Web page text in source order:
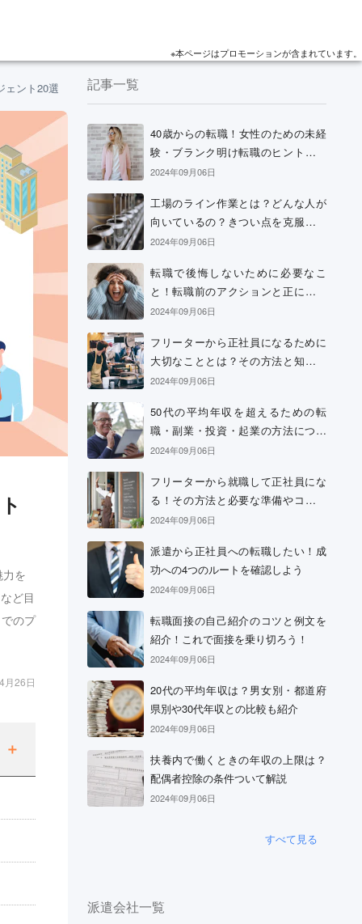
※本ページはプロモーションが含まれています。
ェント20選
を
ど目
のプ
月26日
記事一覧
40歳からの転職！女性のための未経
験・ブランク明け転職のヒントと考
え方
2024年09月06日
工場のライン作業とは？どんな人が
向いているの？きつい点を克服する
方法などを解説
2024年09月06日
転職で後悔しないために必要なこ
と！転職前のアクションと正に後悔
中の場合の解決策
2024年09月06日
フリーターから正社員になるために
大切なこととは？その方法と知って
おきたい心構え
2024年09月06日
50代の平均年収を超えるための転
職・副業・投資・起業の方法につい
て
2024年09月06日
フリーターから就職して正社員にな
る！その方法と必要な準備やコツに
ついて
2024年09月06日
派遣から正社員への転職したい！成
功への4つのルートを確認しよう
2024年09月06日
転職面接の自己紹介のコツと例文を
紹介！これで面接を乗り切ろう！
2024年09月06日
20代の平均年収は？男女別・都道府
県別や30代年収との比較も紹介
2024年09月06日
扶養内で働くときの年収の上限は？
配偶者控除の条件ついて解説
2024年09月06日
すべて見る
派遣会社一覧